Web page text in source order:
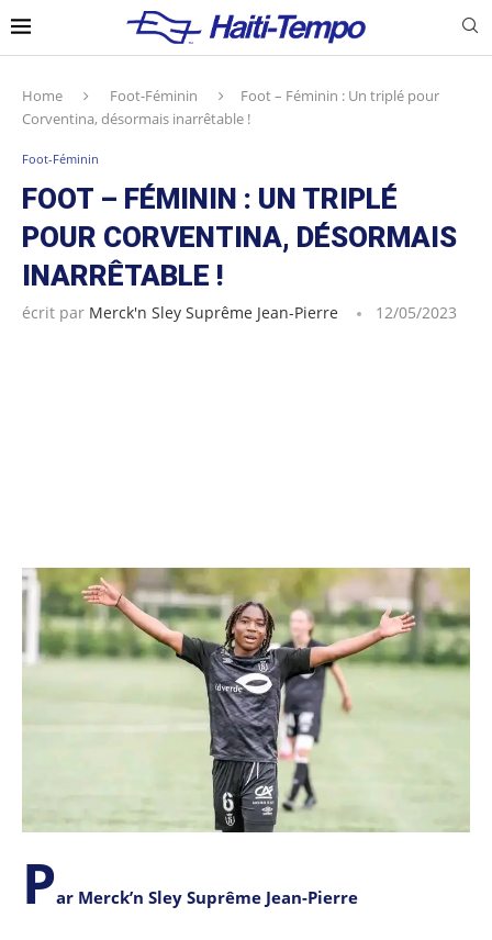
Home Foot-Féminin
Foot – Féminin : Un triplé pour
Corventina, désormais inarrêtable !
Foot-Féminin
FOOT – FÉMININ : UN TRIPLÉ
POUR CORVENTINA, DÉSORMAIS
INARRÊTABLE !
écrit par Merck'n Sley Suprême Jean-Pierre 12/05/2023
Par Merck’n Sley Suprême Jean-Pierre